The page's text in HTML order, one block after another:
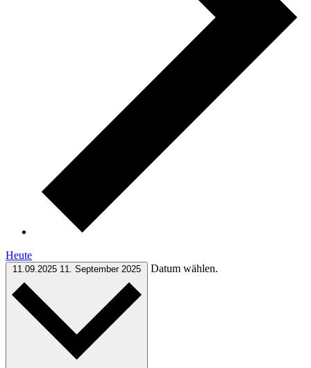
Heute
11.09.2025 11. September 2025 Datum wählen.